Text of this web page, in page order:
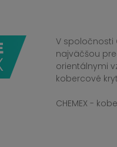
V spoločnosti
najväčšou
orientálnymi
kobercové
CHEMEX -